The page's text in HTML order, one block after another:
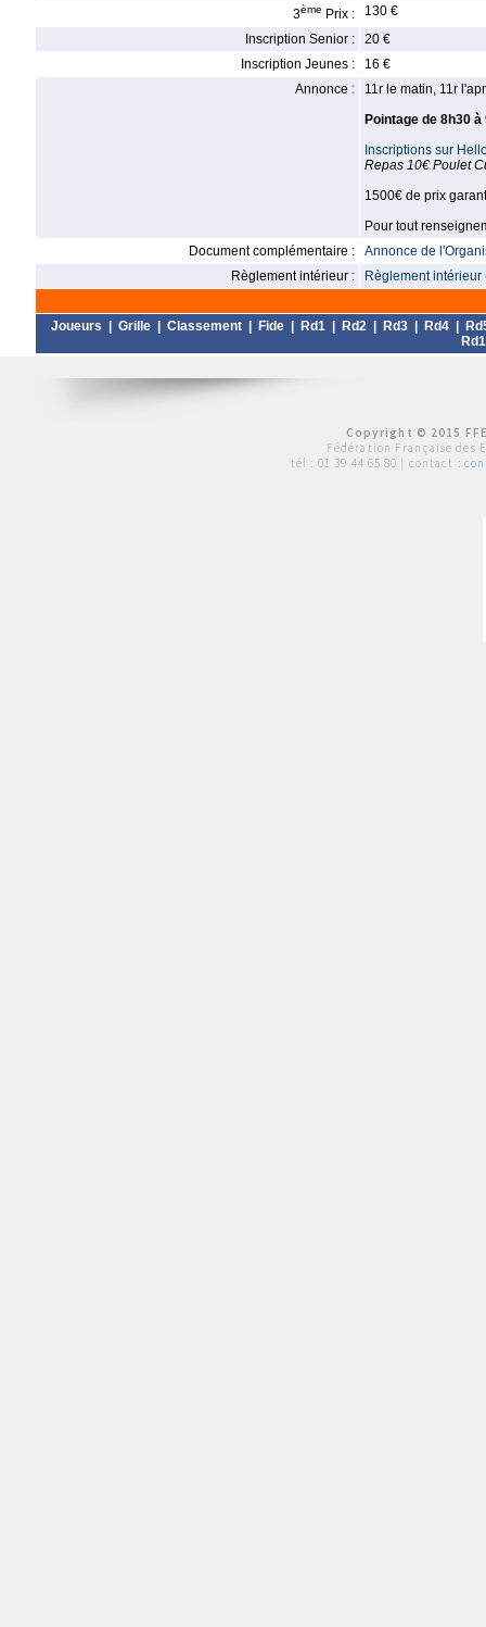
3ème Prix :
130 €
Inscription Senior :
20 €
Inscription Jeunes :
16 €
Annonce :
11r le matin, 11r
Pointage de 8h30 à
Inscriptions sur
Repas 10€ Poulet
1500€ de prix
Pour tout
Document complémentaire :
Annonce de
Règlement intérieur :
Règlement intérieur
Joueurs Grille| Classement| Fide| Rd1| Rd2| Rd3| Rd4|
Copyright © 2015
Fédération Française des
tél : 01 39 44 65 80 | contact :